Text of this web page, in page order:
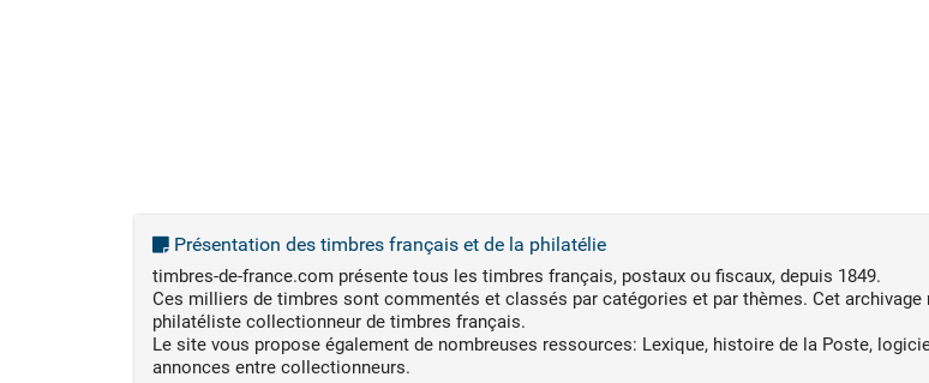
Présentation des timbres français et de la philatélie
timbres-de-france.com présente tous les timbres français, postaux ou fiscaux, depuis 1849.
Ces milliers de timbres sont commentés et classés par catégories et par thèmes. Cet
philatéliste collectionneur de timbres français.
Le site vous propose également de nombreuses ressources: Lexique, histoire de la Poste,
annonces entre collectionneurs.